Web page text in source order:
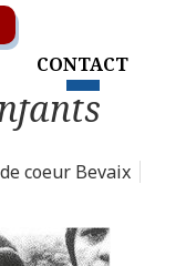
Toggle submenu
CONTACT
coeur Bevaix